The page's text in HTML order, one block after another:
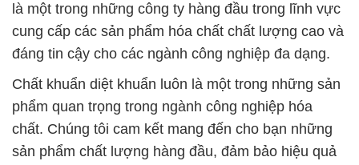
là một trong những công ty hàng đầu trong lĩnh vực
cung cấp các sản phẩm hóa chất chất lượng cao và
đáng tin cậy cho các ngành công nghiệp đa dạng.
Chất khuẩn diệt khuẩn luôn là một trong những sản
phẩm quan trọng trong ngành công nghiệp hóa
chất. Chúng tôi cam kết mang đến cho bạn những
sản phẩm chất lượng hàng đầu, đảm bảo hiệu quả